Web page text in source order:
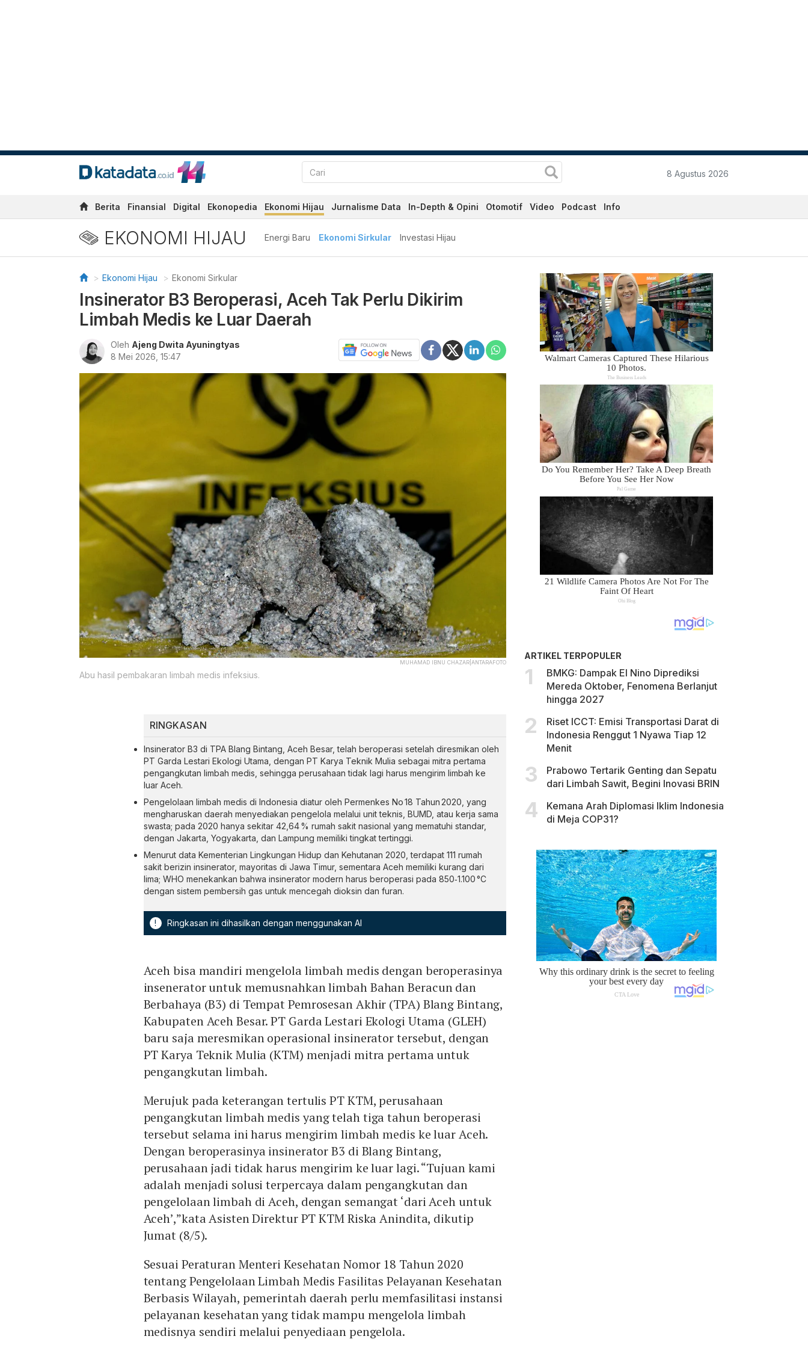
8 Agustus 2026
Berita Finansial Digital Ekonopedia Ekonomi Hijau Jurnalisme Data In-Depth & Opini Otomotif Video Podcast Info
EKONOMI HIJAU Energi Baru Ekonomi Sirkular Investasi Hijau
Ekonomi Hijau Ekonomi Sirkular
Insinerator B3 Beroperasi, Aceh Tak Perlu Dikirim
Limbah Medis ke Luar Daerah
Oleh Ajeng Dwita Ayuningtyas
8 Mei 2026, 15:47
MUHAMAD IBNU CHAZAR|ANTARAFOTO
Abu hasil pembakaran limbah medis infeksius.
RINGKASAN
Insinerator B3 di TPA Blang Bintang, Aceh Besar, telah beroperasi setelah diresmikan oleh
PT Garda Lestari Ekologi Utama, dengan PT Karya Teknik Mulia sebagai mitra pertama
pengangkutan limbah medis, sehingga perusahaan tidak lagi harus mengirim limbah ke
luar Aceh.
Pengelolaan limbah medis di Indonesia diatur oleh Permenkes No 18 Tahun 2020, yang
mengharuskan daerah menyediakan pengelola melalui unit teknis, BUMD, atau kerja sama
swasta; pada 2020 hanya sekitar 42,64 % rumah sakit nasional yang mematuhi standar,
dengan Jakarta, Yogyakarta, dan Lampung memiliki tingkat tertinggi.
Menurut data Kementerian Lingkungan Hidup dan Kehutanan 2020, terdapat 111 rumah
sakit berizin insinerator, mayoritas di Jawa Timur, sementara Aceh memiliki kurang dari
lima; WHO menekankan bahwa insinerator modern harus beroperasi pada 850‑1.100 °C
dengan sistem pembersih gas untuk mencegah dioksin dan furan.
! Ringkasan ini dihasilkan dengan menggunakan AI
Aceh bisa mandiri mengelola limbah medis dengan beroperasinya
insenerator untuk memusnahkan limbah Bahan Beracun dan
Berbahaya (B3) di Tempat Pemrosesan Akhir (TPA) Blang Bintang,
Kabupaten Aceh Besar. PT Garda Lestari Ekologi Utama (GLEH)
baru saja meresmikan operasional insinerator tersebut, dengan
PT Karya Teknik Mulia (KTM) menjadi mitra pertama untuk
pengangkutan limbah.
Merujuk pada keterangan tertulis PT KTM, perusahaan
pengangkutan limbah medis yang telah tiga tahun beroperasi
tersebut selama ini harus mengirim limbah medis ke luar Aceh.
Dengan beroperasinya insinerator B3 di Blang Bintang,
perusahaan jadi tidak harus mengirim ke luar lagi. “Tujuan kami
adalah menjadi solusi terpercaya dalam pengangkutan dan
pengelolaan limbah di Aceh, dengan semangat ‘dari Aceh untuk
Aceh’,”kata Asisten Direktur PT KTM Riska Anindita, dikutip
Jumat (8/5).
Sesuai Peraturan Menteri Kesehatan Nomor 18 Tahun 2020
tentang Pengelolaan Limbah Medis Fasilitas Pelayanan Kesehatan
Berbasis Wilayah, pemerintah daerah perlu memfasilitasi instansi
pelayanan kesehatan yang tidak mampu mengelola limbah
medisnya sendiri melalui penyediaan pengelola.
ARTIKEL TERPOPULER
BMKG: Dampak El Nino Diprediksi
Mereda Oktober, Fenomena Berlanjut
hingga 2027
Riset ICCT: Emisi Transportasi Darat di
Indonesia Renggut 1 Nyawa Tiap 12
Menit
Prabowo Tertarik Genting dan Sepatu
dari Limbah Sawit, Begini Inovasi BRIN
Kemana Arah Diplomasi Iklim Indonesia
di Meja COP31?